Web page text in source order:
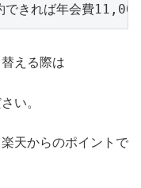
できれば年会費
える際は
い。
天からのポイントで